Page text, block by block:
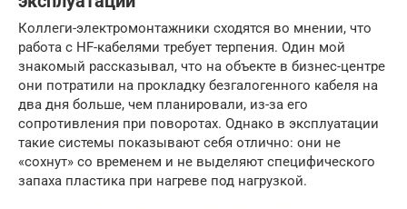
Коллеги-электромонтажники сходятся во мнении, что
работа с HF-кабелями требует терпения. Один мой
знакомый рассказывал, что на объекте в бизнес-центре
они потратили на прокладку безгалогенного кабеля на
два дня больше, чем планировали, из-за его
сопротивления при поворотах. Однако в эксплуатации
такие системы показывают себя отлично: они не
«сохнут» со временем и не выделяют специфического
запаха пластика при нагреве под нагрузкой.